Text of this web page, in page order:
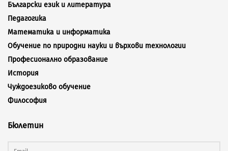
Български език и литература
Педагогика
Математика и информатика
Обучение по природни науки и върхови технологии
Професионално образование
История
Чуждоезиково обучение
Философия
Бюлетин